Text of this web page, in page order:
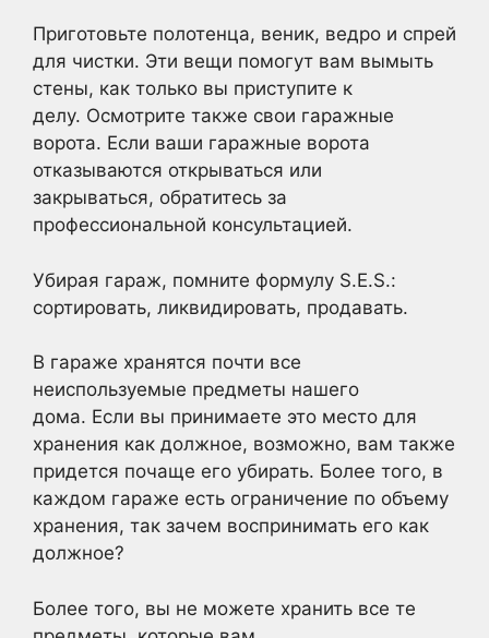
Приготовьте полотенца, веник, ведро и спрей
для чистки. Эти вещи помогут вам вымыть
стены, как только вы приступите к
делу. Осмотрите также свои гаражные
ворота. Если ваши гаражные ворота
отказываются открываться или
закрываться, обратитесь за
профессиональной консультацией.
Убирая гараж, помните формулу S.E.S.:
сортировать, ликвидировать, продавать.
В гараже хранятся почти все
неиспользуемые предметы нашего
дома. Если вы принимаете это место для
хранения как должное, возможно, вам также
придется почаще его убирать. Более того, в
каждом гараже есть ограничение по объему
хранения, так зачем воспринимать его как
должное?
Более того, вы не можете хранить все те